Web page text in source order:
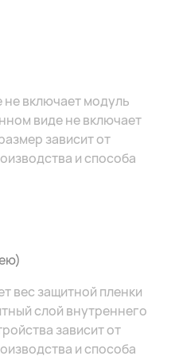
включает модуль
виде не включает
зависит от
и способа
вес защитной пленки
слой внутреннего
зависит от
и способа